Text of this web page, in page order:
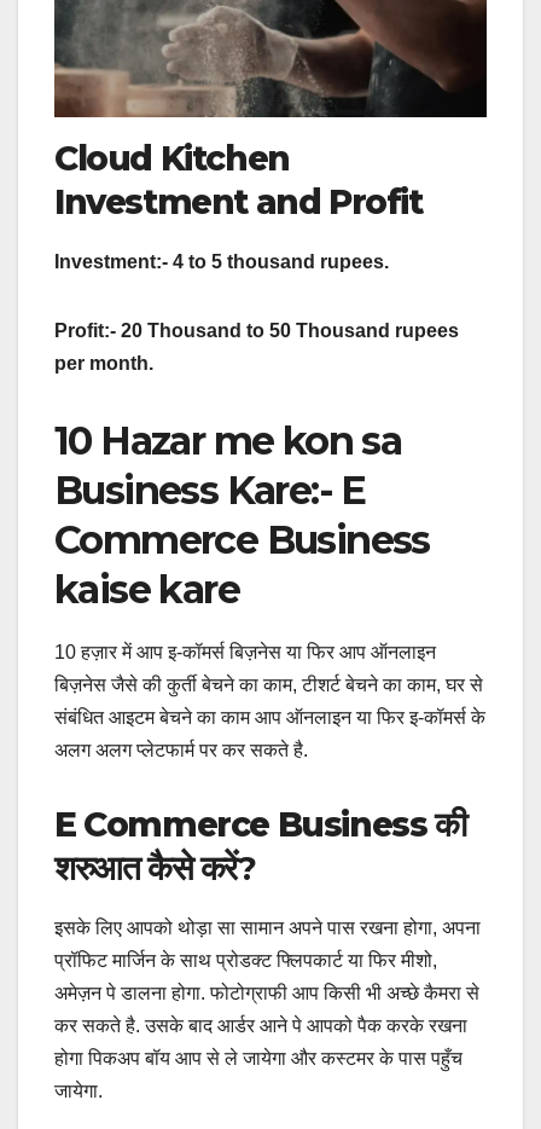
Cloud Kitchen
Investment and Profit
Investment:- 4 to 5 thousand rupees.
Profit:- 20 Thousand to 50 Thousand rupees
per month.
10 Hazar me kon sa
Business Kare:- E
Commerce Business
kaise kare
10 हज़ार में आप इ-कॉमर्स बिज़नेस या फिर आप ऑनलाइन
बिज़नेस जैसे की कुर्ती बेचने का काम, टीशर्ट बेचने का काम, घर से
संबंधित आइटम बेचने का काम आप ऑनलाइन या फिर इ-कॉमर्स के
अलग अलग प्लेटफार्म पर कर सकते है.
E Commerce Business की
शरुआत कैसे करें?
इसके लिए आपको थोड़ा सा सामान अपने पास रखना होगा, अपना
प्रॉफिट मार्जिन के साथ प्रोडक्ट फ्लिपकार्ट या फिर मीशो,
अमेज़न पे डालना होगा. फोटोग्राफी आप किसी भी अच्छे कैमरा से
कर सकते है. उसके बाद आर्डर आने पे आपको पैक करके रखना
होगा पिकअप बॉय आप से ले जायेगा और कस्टमर के पास पहुँच
जायेगा.